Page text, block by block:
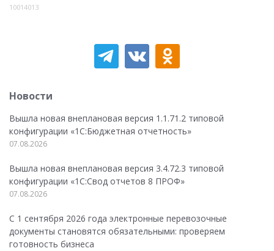
10014013
Новости
Вышла новая внеплановая версия 1.1.71.2 типовой
конфигурации «1C:Бюджетная отчетность»
07.08.2026
Вышла новая внеплановая версия 3.4.72.3 типовой
конфигурации «1C:Свод отчетов 8 ПРОФ»
07.08.2026
С 1 сентября 2026 года электронные перевозочные
документы становятся обязательными: проверяем
готовность бизнеса